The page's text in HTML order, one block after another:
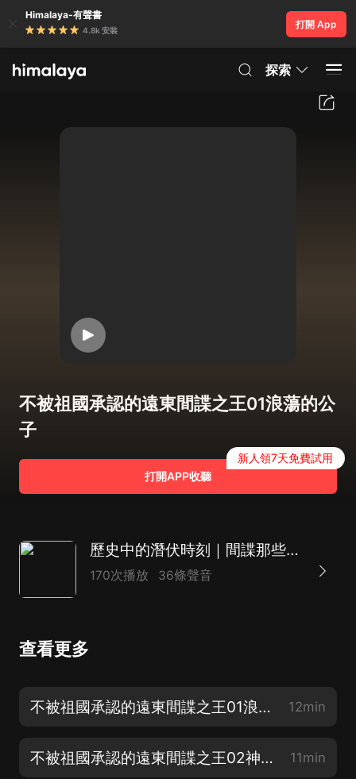
Himalaya-有聲書
4.8k 安裝
打開 App
探索
不被祖國承認的遠東間諜之王01浪蕩的公
子
打開APP收聽
新人領7天免費試用
歷史中的潛伏時刻｜間諜那些事兒
170次播放 36條聲音
查看更多
不被祖國承認的遠東間諜之王01浪蕩的公子 12min
不被祖國承認的遠東間諜之王02神秘的魔術師 11min